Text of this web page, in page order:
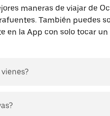
maneras de viajar de
También puedes
en la App con solo tocar un